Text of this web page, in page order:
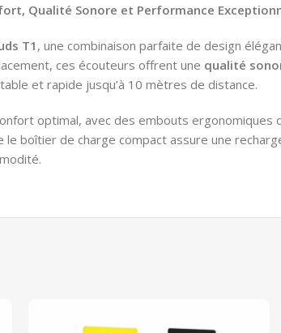
Qualité Sonore et Performance
T1 , une combinaison parfaite de design
ces écouteurs offrent une qualité
et rapide jusqu’à 10 mètres de distance.
optimal, avec des embouts
le boîtier de charge compact assure une